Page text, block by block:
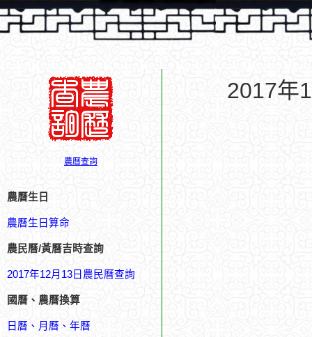
農曆查詢
農曆生日
農曆生日算命
農民曆/黃曆吉時查詢
2017年12月13日農民曆查詢
國曆、農曆換算
日曆、月曆、年曆
2017年